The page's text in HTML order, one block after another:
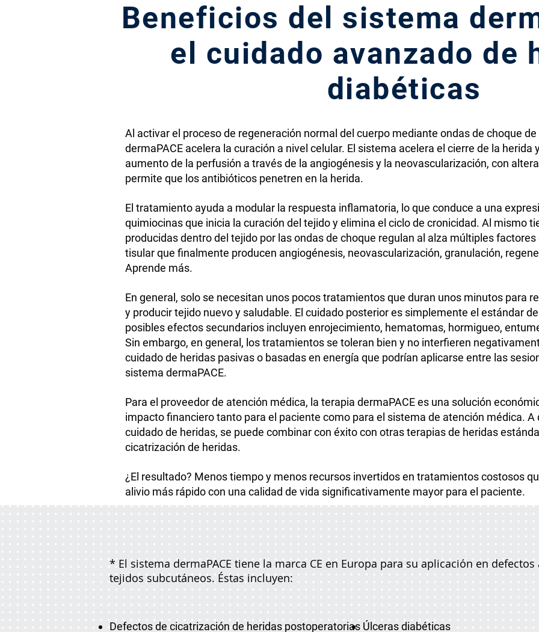
Beneficios del sistema
el cuidado avanzado de
diabéticas
Al activar el proceso de regeneración normal del cuerpo mediante ondas de choque
dermaPACE acelera la curación a nivel celular. El sistema acelera el cierre de la
aumento de la perfusión a través de la angiogénesis y la neovascularización, con
permite que los antibióticos penetren en la herida.
El tratamiento ayuda a modular la respuesta inflamatoria, lo que conduce a una
quimiocinas que inicia la curación del tejido y elimina el ciclo de cronicidad. Al mismo
producidas dentro del tejido por las ondas de choque regulan al alza múltiples
tisular que finalmente producen angiogénesis, neovascularización, granulación,
Aprende más.
En general, solo se necesitan unos pocos tratamientos que duran unos minutos para
y producir tejido nuevo y saludable. El cuidado posterior es simplemente el estándar
posibles efectos secundarios incluyen enrojecimiento, hematomas, hormigueo,
Sin embargo, en general, los tratamientos se toleran bien y no interfieren
cuidado de heridas pasivas o basadas en energía que podrían aplicarse entre las
sistema dermaPACE.
Para el proveedor de atención médica, la terapia dermaPACE es una solución
impacto financiero tanto para el paciente como para el sistema de atención médica.
cuidado de heridas, se puede combinar con éxito con otras terapias de heridas
cicatrización de heridas.
¿El resultado? Menos tiempo y menos recursos invertidos en tratamientos costosos
alivio más rápido con una calidad de vida significativamente mayor para el paciente.
* El sistema dermaPACE tiene la marca CE en Europa para su aplicación en
tejidos subcutáneos. Éstas incluyen:
Defectos de cicatrización de heridas postoperatorias Úlceras diabéticas